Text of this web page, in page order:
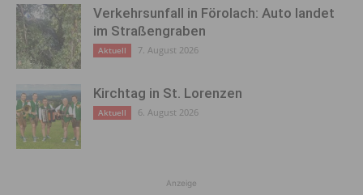
Verkehrsunfall in Förolach: Auto landet
im Straßengraben
Aktuell 7. August 2026
Kirchtag in St. Lorenzen
Aktuell 6. August 2026
Anzeige